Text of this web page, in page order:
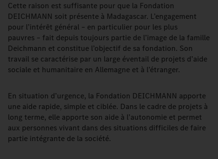
Cette raison est suffisante pour que la Fondation
DEICHMANN soit présente à Madagascar. L’engagement
pour l’intérêt général – en particulier pour les plus
pauvres – fait depuis toujours partie de l’image de la famille
Deichmann et constitue l’objectif de sa fondation. Son
travail se caractérise par un large éventail de projets d’aide
sociale et humanitaire en Allemagne et à l’étranger.
En situation d’urgence, la Fondation DEICHMANN apporte
une aide rapide, simple et ciblée. Dans le cadre de projets à
long terme, elle apporte son aide à l’autonomie et permet
aux personnes vivant dans des situations difficiles de faire
partie intégrante de la société.